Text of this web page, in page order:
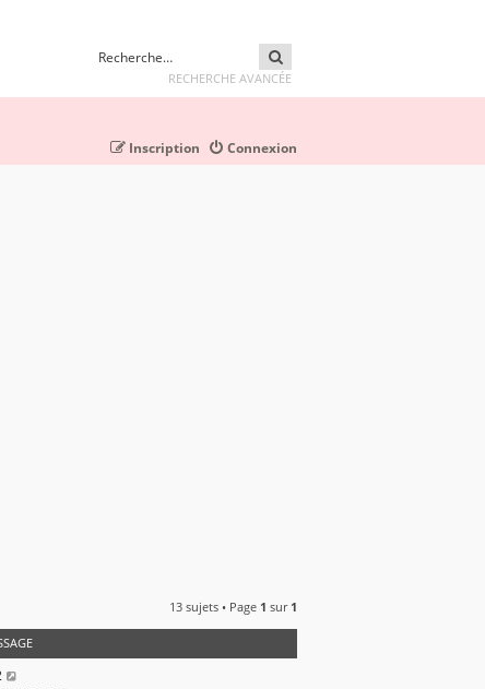
RECHERCHE AVANCÉE
Connexion
Inscription
13 sujets • Page 1 sur 1